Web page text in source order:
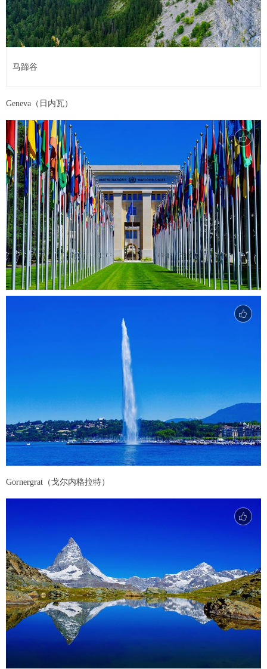
马蹄谷
Geneva（日内瓦）
Gornergrat（戈尔内格拉特）